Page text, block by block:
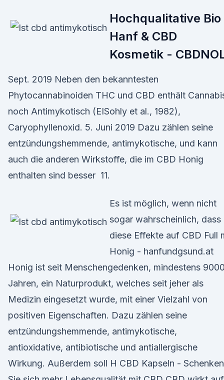
Hochqualitative Bio
Hanf & CBD
Kosmetik -
Sept. 2019 Neben den bekanntesten
Phytocannabinoiden THC und CBD enthält
noch Antimykotisch (EISohly et al., 1982),
Caryophyllenoxid. 5. Juni 2019 Dazu zählen seine
entzündungshemmende, antimykotische, und kann
auch die anderen Wirkstoffe, die im CBD Honig
enthalten sind besser 11.
Es ist möglich, wenn nicht
sogar wahrscheinlich, dass
diese Effekte auf CBD Full
Honig - hanfundgsund.at
Honig ist seit Menschengedenken, mindestens
Jahren, ein Naturprodukt, welches seit jeher als
Medizin eingesetzt wurde, mit einer Vielzahl von
positiven Eigenschaften. Dazu zählen seine
entzündungshemmende, antimykotische,
antioxidative, antibiotische und antiallergische
Wirkung. Außerdem soll H CBD Kapseln - Schenken